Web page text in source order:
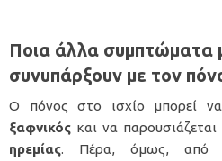
Ποια άλλα συμπτώματα
συνυπάρξουν με τον
Ο πόνος στο ισχίο μπορεί να
ξαφνικός και να
ηρεμίας. Πέρα, όμως, από